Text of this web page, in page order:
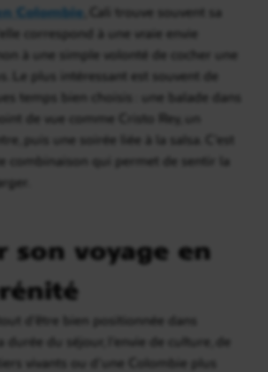
Colombie , Cali trouve souvent sa
correspond à une vraie envie
à une simple volonté de cocher une
Le plus intéressant est souvent de
temps bien choisis : une balade dans
de vue comme Cristo Rey, un
puis une soirée liée à la salsa. C’est
combinaison qui permet de sentir la
son voyage en
d’être bien positionnée dans
durée du séjour, l’envie de culture, de
vivants ou d’une Colombie plus